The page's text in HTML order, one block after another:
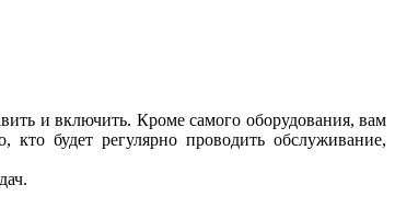
и включить. Кроме самого оборудования, вам
будет регулярно проводить обслуживание,